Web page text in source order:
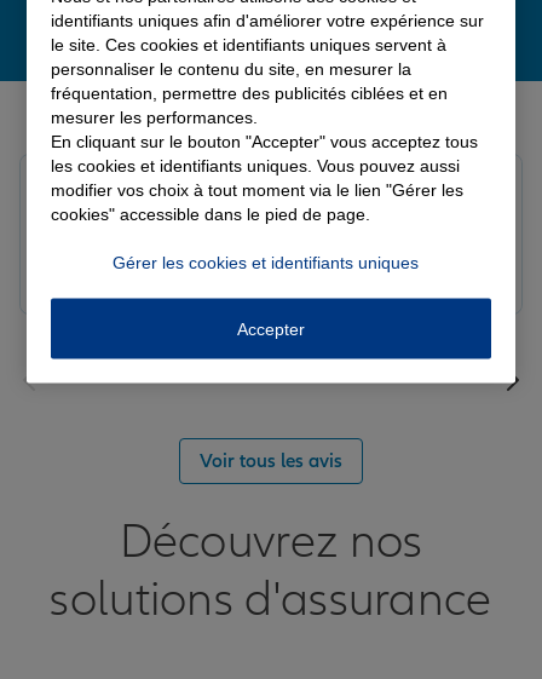
Derniers avis de nos agences Allianz
Note de 5 sur 5
Le 07/08/2026 - Agence NANTERRE
Merci à Madi pour son écoute et ces conseils précieux.
Yayaya M.
Voir tous les avis
Découvrez nos
solutions d'assurance
identifiants uniques afin d'améliorer votre expérience sur
le site. Ces cookies et identifiants uniques servent à
personnaliser le contenu du site, en mesurer la
fréquentation, permettre des publicités ciblées et en
mesurer les performances.
En cliquant sur le bouton "Accepter" vous acceptez tous
les cookies et identifiants uniques. Vous pouvez aussi
modifier vos choix à tout moment via le lien "Gérer les
cookies" accessible dans le pied de page.
Gérer les cookies et identifiants uniques
Accepter